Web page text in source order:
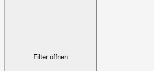
Filter öffnen